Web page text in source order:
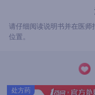
请仔细阅读说明书并在医师
位置。
处方药